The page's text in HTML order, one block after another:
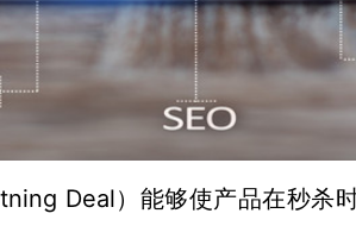
Deal） 能够使产品在秒杀